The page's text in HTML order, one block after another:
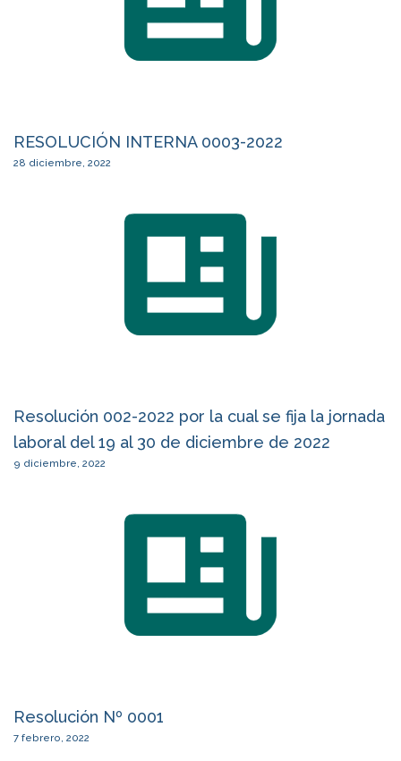
RESOLUCIÓN INTERNA 0003-2022
28 diciembre, 2022
Resolución 002-2022 por la cual se fija la jornada
laboral del 19 al 30 de diciembre de 2022
9 diciembre, 2022
Resolución Nº 0001
7 febrero, 2022